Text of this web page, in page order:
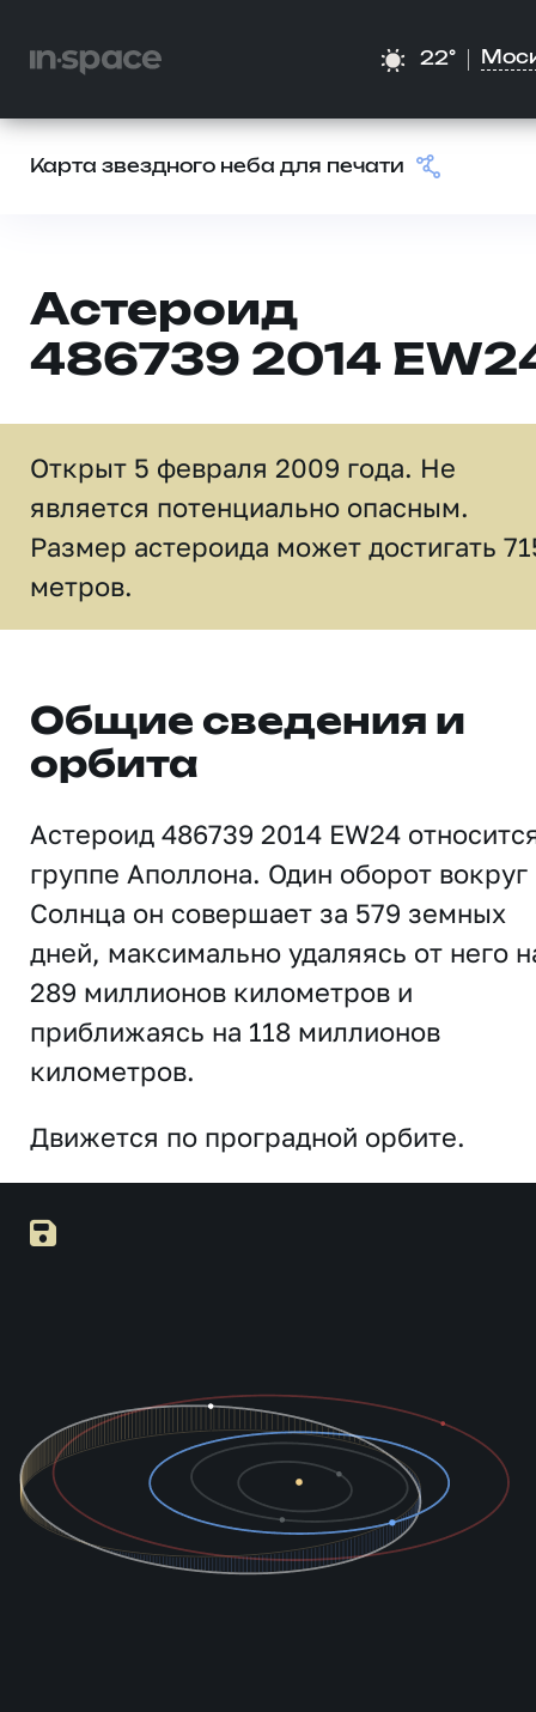
22°
Карта звездного неба для печати
Астероид
486739 2014
Открыт 5 февраля 2009 года. Не
является потенциально опасным.
Размер астероида может достигать
метров.
Общие сведения и
орбита
Астероид 486739 2014 EW24
группе Аполлона. Один оборот вокруг
Солнца он совершает за 579 земных
дней, максимально удаляясь от него
289 миллионов километров и
приближаясь на 118 миллионов
километров.
Движется по проградной орбите.